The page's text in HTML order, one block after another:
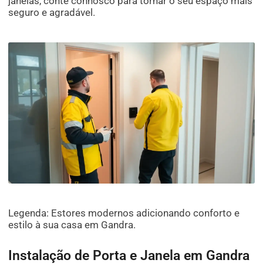
seguro e agradável.
Legenda: Estores modernos adicionando conforto e
estilo à sua casa em Gandra.
Instalação de Porta e Janela em Gandra